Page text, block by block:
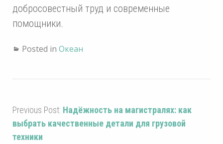
добросовестный труд и современные
помощники.
Posted in Океан
Previous Post: Надёжность на магистралях: как
выбрать качественные детали для грузовой
техники